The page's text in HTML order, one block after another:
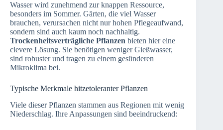
Wasser wird zunehmend zur knappen Ressource,
besonders im Sommer. Gärten, die viel Wasser
brauchen, verursachen nicht nur hohen Pflegeaufwand,
sondern sind auch kaum noch nachhaltig.
Trockenheitsverträgliche Pflanzen bieten hier eine
clevere Lösung. Sie benötigen weniger Gießwasser,
sind robuster und tragen zu einem gesünderen
Mikroklima bei.
Typische Merkmale hitzetoleranter Pflanzen
Viele dieser Pflanzen stammen aus Regionen mit wenig
Niederschlag. Ihre Anpassungen sind beeindruckend: